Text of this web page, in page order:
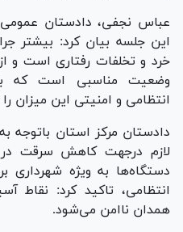
عباس نجفی، دادستان عمومی
این جلسه بیان کرد: بیشتر
خرد و تخلفات رفتاری است و
وضعیت مناسبی است که
انتظامی و امنیتی این میزان
دادستان مرکز استان باتوجه
لازم درجهت کاهش سرقت
دستگاه‌ها به ویژه شهرداری
انتظامی، تاکید کرد: نقاط
همدان ناامن می‌شود.